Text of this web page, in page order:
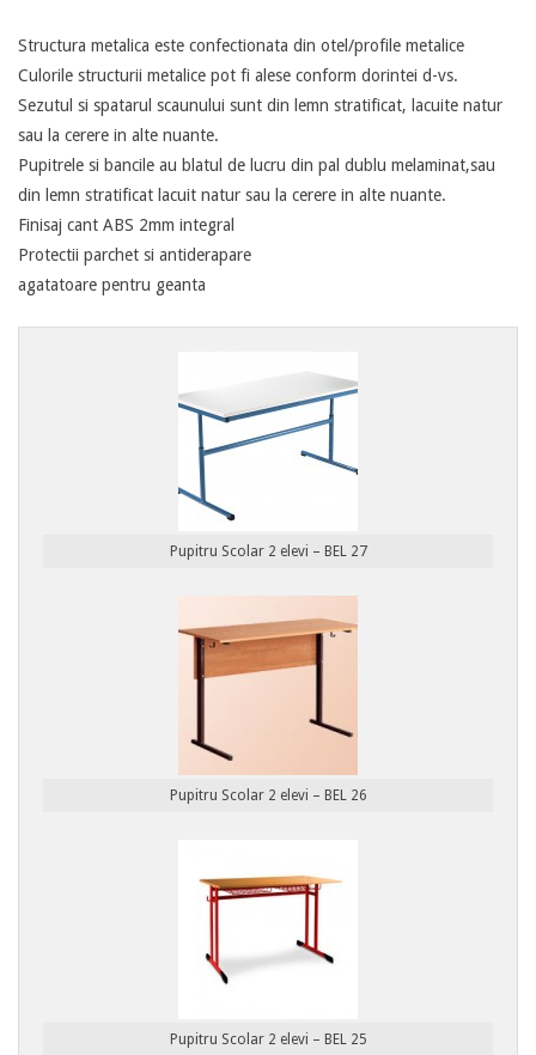
Structura metalica este confectionata din otel/profile metalice
Culorile structurii metalice pot fi alese conform dorintei d-vs.
Sezutul si spatarul scaunului sunt din lemn stratificat, lacuite natur
sau la cerere in alte nuante.
Pupitrele si bancile au blatul de lucru din pal dublu melaminat,sau
din lemn stratificat lacuit natur sau la cerere in alte nuante.
Finisaj cant ABS 2mm integral
Protectii parchet si antiderapare
agatatoare pentru geanta
Pupitru Scolar 2 elevi – BEL 27
Pupitru Scolar 2 elevi – BEL 26
Pupitru Scolar 2 elevi – BEL 25